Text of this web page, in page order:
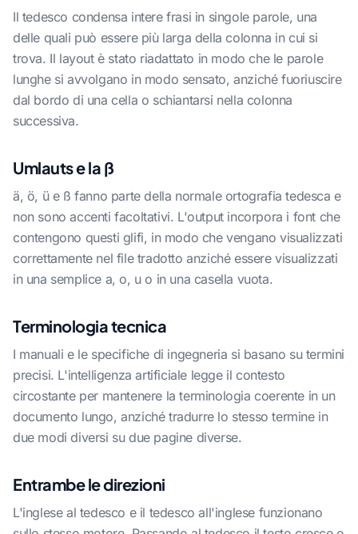
Il tedesco condensa intere frasi in singole parole, una
delle quali può essere più larga della colonna in cui si
trova. Il layout è stato riadattato in modo che le parole
lunghe si avvolgano in modo sensato, anziché fuoriuscire
dal bordo di una cella o schiantarsi nella colonna
successiva.
Umlauts e la ß
ä, ö, ü e ß fanno parte della normale ortografia tedesca e
non sono accenti facoltativi. L'output incorpora i font che
contengono questi glifi, in modo che vengano visualizzati
correttamente nel file tradotto anziché essere visualizzati
in una semplice a, o, u o in una casella vuota.
Terminologia tecnica
I manuali e le specifiche di ingegneria si basano su termini
precisi. L'intelligenza artificiale legge il contesto
circostante per mantenere la terminologia coerente in un
documento lungo, anziché tradurre lo stesso termine in
due modi diversi su due pagine diverse.
Entrambe le direzioni
L'inglese al tedesco e il tedesco all'inglese funzionano